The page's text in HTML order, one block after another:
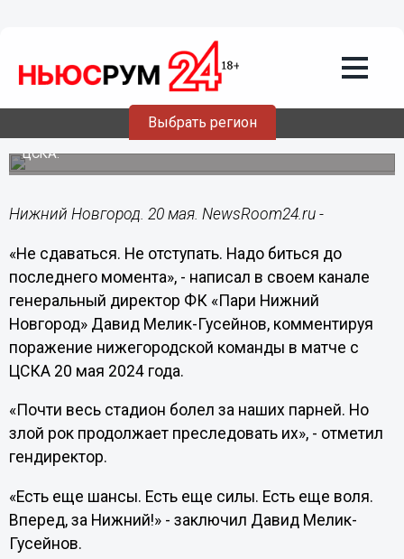
Выбрать регион
20.05.202423:04
Мелик-Гусейнов назвал злым роком
череду поражений «Пари НН»
Гендиректор клуба прокомментировал итог матча с
ЦСКА.
Нижний Новгород. 20 мая. NewsRoom24.ru -
«Не сдаваться. Не отступать. Надо биться до
последнего момента», - написал в своем канале
генеральный директор ФК «Пари Нижний
Новгород» Давид Мелик-Гусейнов, комментируя
поражение нижегородской команды в матче с
ЦСКА 20 мая 2024 года.
«Почти весь стадион болел за наших парней. Но
злой рок продолжает преследовать их», - отметил
гендиректор.
«Есть еще шансы. Есть еще силы. Есть еще воля.
Вперед, за Нижний!» - заключил Давид Мелик-
Гусейнов.